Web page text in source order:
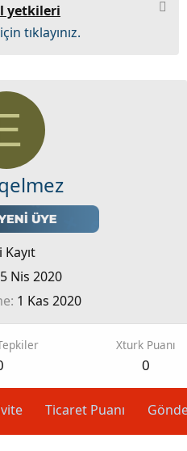
yetkileri
tıklayınız.
Kayıt
5 Nis 2020
1 Kas 2020
Xturk Puanı
0
Ticaret Puanı